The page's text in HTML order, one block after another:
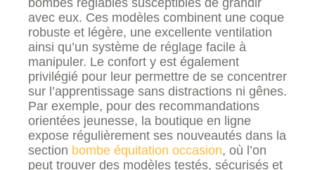
avec eux. Ces modèles combinent une coque
robuste et légère, une excellente ventilation
ainsi qu’un système de réglage facile à
manipuler. Le confort y est également
privilégié pour leur permettre de se concentrer
sur l’apprentissage sans distractions ni gênes.
Par exemple, pour des recommandations
orientées jeunesse, la boutique en ligne
expose régulièrement ses nouveautés dans la
section bombe équitation occasion, où l’on
peut trouver des modèles testés, sécurisés et